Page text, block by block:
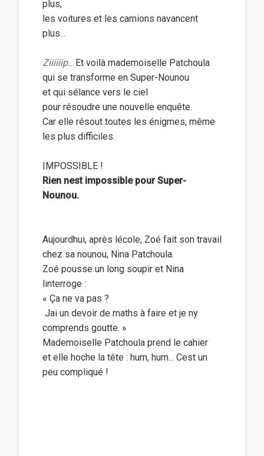
plus,
les voitures et les camions navancent
plus...
Ziiiiiip... Et voilà mademoiselle Patchoula
qui se transforme en Super-Nounou
et qui sélance vers le ciel
pour résoudre une nouvelle enquête.
Car elle résout toutes les énigmes, même
les plus difficiles.
IMPOSSIBLE !
Rien nest impossible pour Super-
Nounou.
Aujourdhui, après lécole, Zoé fait son travail
chez sa nounou, Nina Patchoula.
Zoé pousse un long soupir et Nina
linterroge :
« Ça ne va pas ?
 Jai un devoir de maths à faire et je ny
comprends goutte. »
Mademoiselle Patchoula prend le cahier
et elle hoche la tête : hum, hum... Cest un
peu compliqué !